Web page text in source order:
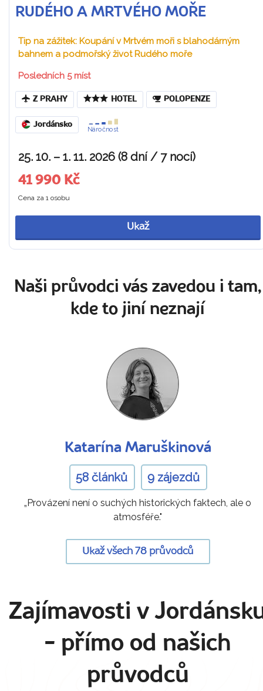
RUDÉHO A MRTVÉHO MOŘE
Tip na zážitek: Koupání v Mrtvém moři s blahodárným
bahnem a podmořský život Rudého moře
Posledních 5 míst
Z PRAHY HOTEL POLOPENZE
Jordánsko
Náročnost
25. 10. – 1. 11. 2026 (8 dní / 7 nocí)
41 990 Kč
Cena za 1 osobu
Ukaž
Naši průvodci vás zavedou i tam,
kde to jiní neznají
Katarína Maruškinová
58 článků 9 zájezdů
„Provázení není o suchých historických faktech, ale o
atmosféře."
Ukaž všech 78 průvodců
Zajímavosti v
- přímo od našich
průvodců